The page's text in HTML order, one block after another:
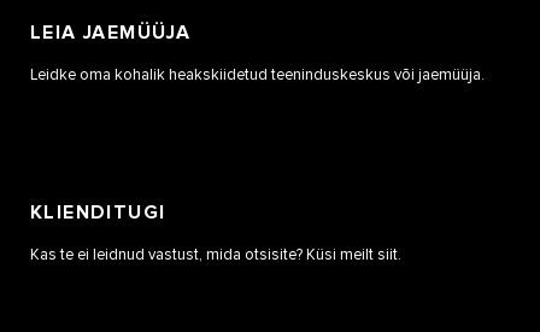
LEIA JAEMÜÜJA
Leidke oma kohalik heakskiidetud teeninduskeskus või jaemüüja.
KLIENDITUGI
Kas te ei leidnud vastust, mida otsisite? Küsi meilt siit.